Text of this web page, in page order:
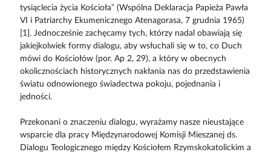
tysiąclecia życia Kościoła” (Wspólna Deklaracja Papieża Pawła
VI i Patriarchy Ekumenicznego Atenagorasa, 7 grudnia 1965)
[1]. Jednocześnie zachęcamy tych, którzy nadal obawiają się
jakiejkolwiek formy dialogu, aby wsłuchali się w to, co Duch
mówi do Kościołów (por. Ap 2, 29), a który w obecnych
okolicznościach historycznych nakłania nas do przedstawienia
światu odnowionego świadectwa pokoju, pojednania i
jedności.
Przekonani o znaczeniu dialogu, wyrażamy nasze nieustające
wsparcie dla pracy Międzynarodowej Komisji Mieszanej ds.
Dialogu Teologicznego między Kościołem Rzymskokatolickim a